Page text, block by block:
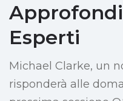
Esperti
Michael Clarke, un
risponderà alle